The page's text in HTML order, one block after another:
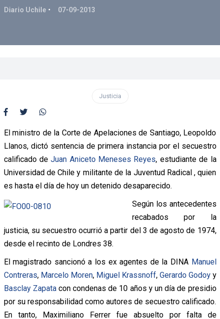
Diario Uchile 07-09-2013
Justicia
El ministro de la Corte de Apelaciones de Santiago, Leopoldo
Llanos, dictó sentencia de primera instancia por el secuestro
calificado deJuan Aniceto Meneses Reyes, estudiante de la
Universidad de Chile y militante de la Juventud Radical , quien
es hasta el día de hoy un detenido desaparecido.
Según los antecedentes
recabados por la
justicia, su secuestro ocurrió a partir del 3 de agosto de 1974,
desde el recinto de Londres 38.
El magistrado sancionó a los ex agentes de la DINA Manuel
Contreras, Marcelo Moren, Miguel Krassnoff, Gerardo Godoyy
Basclay Zapatacon condenas de 10 años y un día de presidio
por su responsabilidad como autores de secuestro calificado.
En tanto, Maximiliano Ferrer fue absuelto por falta de